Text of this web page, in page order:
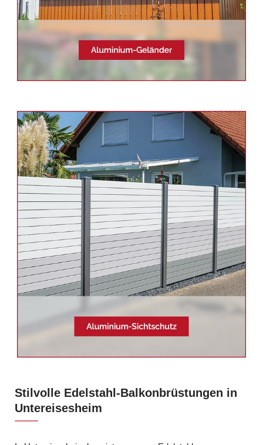
Stilvolle Edelstahl-Balkonbrüstungen in
Untereisesheim